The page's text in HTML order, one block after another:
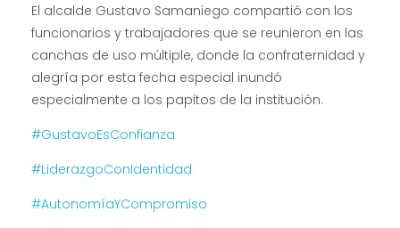
El alcalde Gustavo Samaniego compartió con los
funcionarios y trabajadores que se reunieron en las
canchas de uso múltiple, donde la confraternidad y
alegría por esta fecha especial inundó
especialmente a los papitos de la institución.
#GustavoEsConfianza
#LiderazgoConIdentidad
#AutonomíaYCompromiso